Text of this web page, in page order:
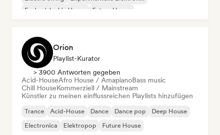
Funky / Jackin House
Future House
Orion
Playlist-Kurator
> 3900 Antworten gegeben
Acid-HouseAfro House / AmapianoBass music
Chill HouseKommerziell / Mainstream
Künstler zu meinen einflussreichen Playlists hinzufügen
Trance Acid-House Dance Dance pop
Deep House
Electronica
Elektropop Future House